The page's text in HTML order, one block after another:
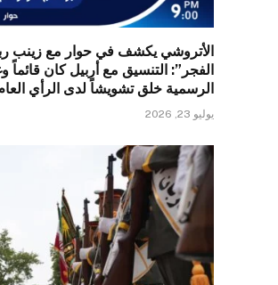
الأتروشي يكشف في حوار مع زينب
الفجر”: التنسيق مع أربيل كان قائماً
الرسمية خلق تشويشاً لدى الرأي
يوليو 23, 2026